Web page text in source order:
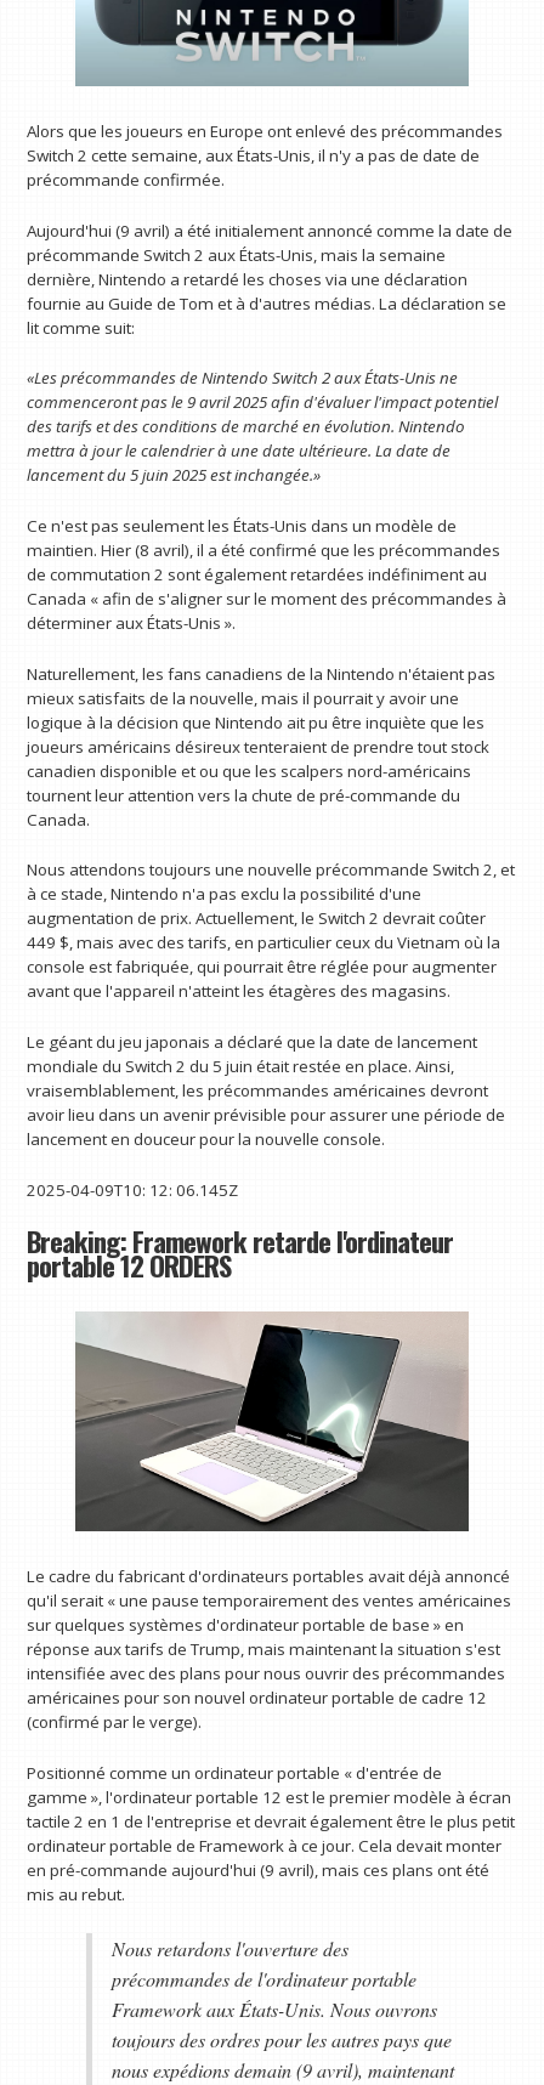
Alors que les joueurs en Europe ont enlevé des précommandes
Switch 2 cette semaine, aux États-Unis, il n'y a pas de date de
précommande confirmée.
Aujourd'hui (9 avril) a été initialement annoncé comme la date de
précommande Switch 2 aux États-Unis, mais la semaine
dernière, Nintendo a retardé les choses via une déclaration
fournie au Guide de Tom et à d'autres médias. La déclaration se
lit comme suit:
«Les précommandes de Nintendo Switch 2 aux États-Unis ne
commenceront pas le 9 avril 2025 afin d'évaluer l'impact potentiel
des tarifs et des conditions de marché en évolution. Nintendo
mettra à jour le calendrier à une date ultérieure. La date de
lancement du 5 juin 2025 est inchangée.»
Ce n'est pas seulement les États-Unis dans un modèle de
maintien. Hier (8 avril), il a été confirmé que les précommandes
de commutation 2 sont également retardées indéfiniment au
Canada « afin de s'aligner sur le moment des précommandes à
déterminer aux États-Unis ».
Naturellement, les fans canadiens de la Nintendo n'étaient pas
mieux satisfaits de la nouvelle, mais il pourrait y avoir une
logique à la décision que Nintendo ait pu être inquiète que les
joueurs américains désireux tenteraient de prendre tout stock
canadien disponible et ou que les scalpers nord-américains
tournent leur attention vers la chute de pré-commande du
Canada.
Nous attendons toujours une nouvelle précommande Switch 2, et
à ce stade, Nintendo n'a pas exclu la possibilité d'une
augmentation de prix. Actuellement, le Switch 2 devrait coûter
449 $, mais avec des tarifs, en particulier ceux du Vietnam où la
console est fabriquée, qui pourrait être réglée pour augmenter
avant que l'appareil n'atteint les étagères des magasins.
Le géant du jeu japonais a déclaré que la date de lancement
mondiale du Switch 2 du 5 juin était restée en place. Ainsi,
vraisemblablement, les précommandes américaines devront
avoir lieu dans un avenir prévisible pour assurer une période de
lancement en douceur pour la nouvelle console.
2025-04-09T10: 12: 06.145Z
Breaking: Framework retarde l'ordinateur
portable 12 ORDERS
Le cadre du fabricant d'ordinateurs portables avait déjà annoncé
qu'il serait « une pause temporairement des ventes américaines
sur quelques systèmes d'ordinateur portable de base » en
réponse aux tarifs de Trump, mais maintenant la situation s'est
intensifiée avec des plans pour nous ouvrir des précommandes
américaines pour son nouvel ordinateur portable de cadre 12
(confirmé par le verge).
Positionné comme un ordinateur portable « d'entrée de
gamme », l'ordinateur portable 12 est le premier modèle à écran
tactile 2 en 1 de l'entreprise et devrait également être le plus petit
ordinateur portable de Framework à ce jour. Cela devait monter
en pré-commande aujourd'hui (9 avril), mais ces plans ont été
mis au rebut.
Nous retardons l'ouverture des
précommandes de l'ordinateur portable
Framework aux États-Unis. Nous ouvrons
toujours des ordres pour les autres pays que
nous expédions demain (9 avril), maintenant